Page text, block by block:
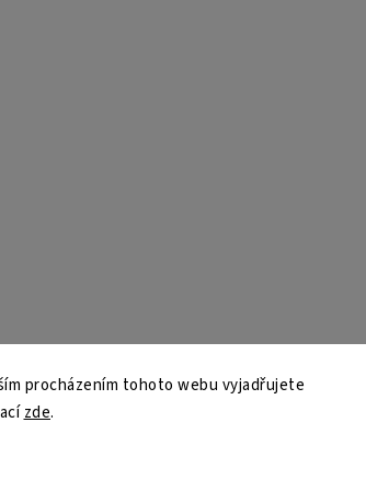
procházením tohoto webu vyjadřujete
zde.